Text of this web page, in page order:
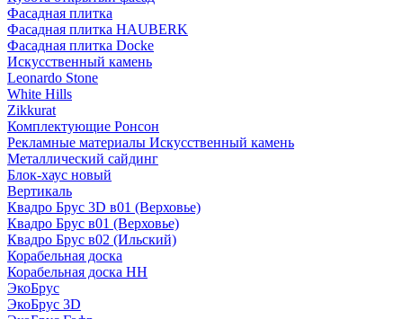
Фасадная плитка
Фасадная плитка HAUBERK
Фасадная плитка Docke
Искусственный камень
Leonardo Stone
White Hills
Zikkurat
Комплектующие Ронсон
Рекламные материалы Искусственный камень
Металлический сайдинг
Блок-хаус новый
Вертикаль
Квадро Брус 3D в01 (Верховье)
Квадро Брус в01 (Верховье)
Квадро Брус в02 (Ильский)
Корабельная доска
Корабельная доска НН
ЭкоБрус
ЭкоБрус 3D